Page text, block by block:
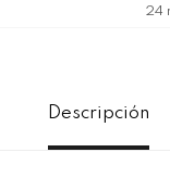
24
Descripción